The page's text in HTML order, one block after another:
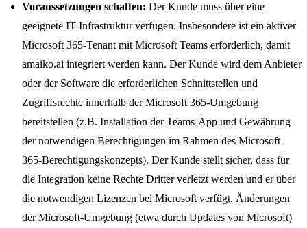
Voraussetzungen schaffen: Der Kunde muss über eine
geeignete IT-Infrastruktur verfügen. Insbesondere ist ein aktiver
Microsoft 365-Tenant mit Microsoft Teams erforderlich, damit
amaiko.ai integriert werden kann. Der Kunde wird dem Anbieter
oder der Software die erforderlichen Schnittstellen und
Zugriffsrechte innerhalb der Microsoft 365-Umgebung
bereitstellen (z.B. Installation der Teams-App und Gewährung
der notwendigen Berechtigungen im Rahmen des Microsoft
365-Berechtigungskonzepts). Der Kunde stellt sicher, dass für
die Integration keine Rechte Dritter verletzt werden und er über
die notwendigen Lizenzen bei Microsoft verfügt. Änderungen
der Microsoft-Umgebung (etwa durch Updates von Microsoft)